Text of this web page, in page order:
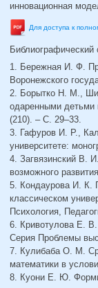
инновационная
Для доступа к
Библиографический
1. Бережная И. Ф.
Воронежского
2. Борытко Н. М.,
одаренными детьми
(210). – С. 29–33.
3. Гафуров И. Р.,
университете:
4. Загвязинский В.
возможного
5. Кондаурова И. К.
классическом
Психология,
6. Кривотулова Е. В.
Серия Проблемы
7. Кулибаба О. М.
математики в
8. Куони Е. Ю.